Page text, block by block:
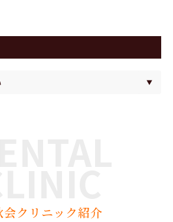
会クリニック紹介